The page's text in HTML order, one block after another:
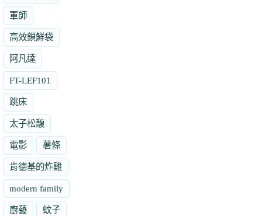
軍師
高效鎖鮮袋
阿凡達
FT-LEF101
跳床
太子松馥
電影 薯條
肯德基的炸雞
modern family
廚藝 蚊子